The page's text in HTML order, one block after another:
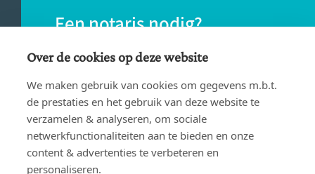
Een notaris nodig?
Vind eenvoudig een notaris bij jou in de
buurt.
VIND EEN NOTARIS
Over de cookies op deze website
We maken gebruik van cookies om gegevens m.b.t.
de prestaties en het gebruik van deze website te
verzamelen & analyseren, om sociale
netwerkfunctionaliteiten aan te bieden en onze
content & advertenties te verbeteren en
personaliseren.